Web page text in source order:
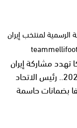
تهدد مشاركة إيران
في كأس العالم 2026.. رئيس الاتحاد
بضمانات حاسمة